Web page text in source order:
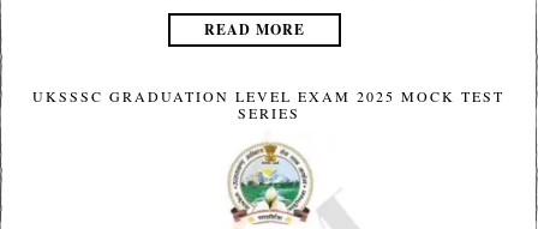
READ MORE
UKSSSC GRADUATION LEVEL EXAM 2025 MOCK TEST
SERIES